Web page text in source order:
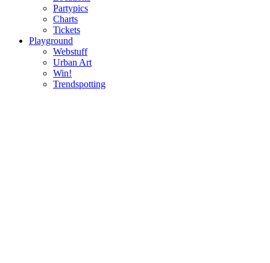
Partypics
Charts
Tickets
Playground
Webstuff
Urban Art
Win!
Trendspotting